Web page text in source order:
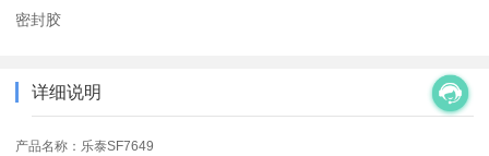
密封胶
详细说明
产品名称：乐泰SF7649